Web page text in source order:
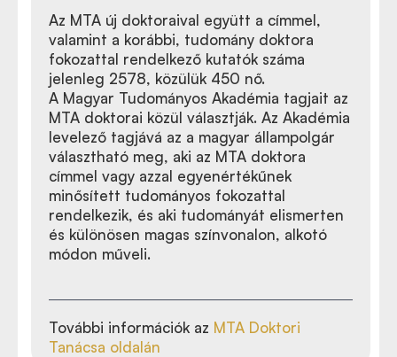
Az MTA új doktoraival együtt a címmel,
valamint a korábbi, tudomány doktora
fokozattal rendelkező kutatók száma
jelenleg 2578, közülük 450 nő.
A Magyar Tudományos Akadémia tagjait az
MTA doktorai közül választják. Az Akadémia
levelező tagjává az a magyar állampolgár
választható meg, aki az MTA doktora
címmel vagy azzal egyenértékűnek
minősített tudományos fokozattal
rendelkezik, és aki tudományát elismerten
és különösen magas színvonalon, alkotó
módon műveli.
További információk az MTA Doktori
Tanácsa oldalán